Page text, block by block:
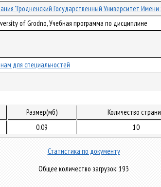
"Гродненский Государственный Университет
of Grodno, Учебная программа по дисциплине
для специальностей
Размер(мб) Количество
0.09 10
Статистика по документу
Общее количество загрузок: 193